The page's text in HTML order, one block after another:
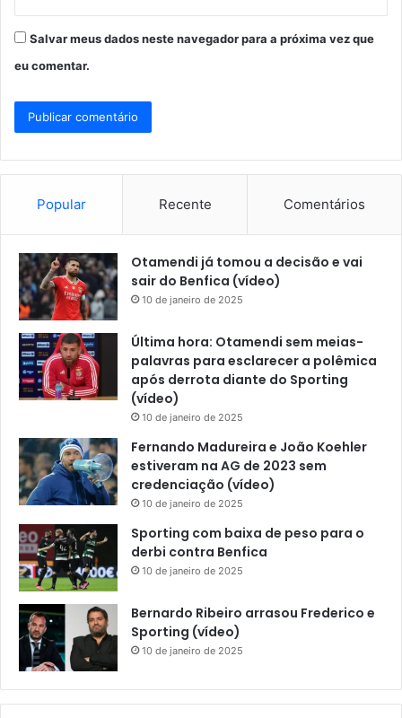
Salvar meus dados neste navegador para a próxima vez que
eu comentar.
Popular Recente Comentários
Otamendi já tomou a decisão e vai
sair do Benfica (vídeo)
10 de janeiro de 2025
Última hora: Otamendi sem meias-
palavras para esclarecer a polêmica
após derrota diante do Sporting
(vídeo)
10 de janeiro de 2025
Fernando Madureira e João Koehler
estiveram na AG de 2023 sem
credenciação (vídeo)
10 de janeiro de 2025
Sporting com baixa de peso para o
derbi contra Benfica
10 de janeiro de 2025
Bernardo Ribeiro arrasou Frederico e
Sporting (vídeo)
10 de janeiro de 2025